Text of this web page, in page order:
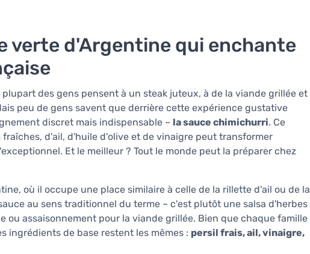
verte d'Argentine qui enchante
des gens pensent à un steak juteux, à de la viande grillée et
peu de gens savent que derrière cette expérience gustative
discret mais indispensable – la sauce chimichurri. Ce
d'ail, d'huile d'olive et de vinaigre peut transformer
Et le meilleur ? Tout le monde peut la préparer chez
où il occupe une place similaire à celle de la rillette d'ail ou de la
au sens traditionnel du terme – c'est plutôt une salsa d'herbes
ou assaisonnement pour la viande grillée. Bien que chaque famille
ingrédients de base restent les mêmes : persil frais, ail, vinaigre,